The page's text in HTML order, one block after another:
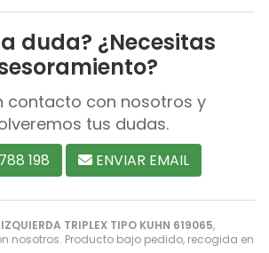
TRIPLEX TIPO KUHN 619065,
nosotros. Producto bajo pedido, recogida en
duda? ¿Necesitas
contacto con nosotros y
tus dudas.
198 ENVIAR EMAIL